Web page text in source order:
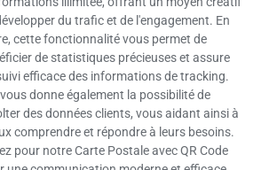
du trafic et de l'engagement. En
cette fonctionnalité vous permet de
de statistiques précieuses et assure
efficace des informations de tracking.
vous donne également la possibilité de
des données clients, vous aidant ainsi à
comprendre et répondre à leurs besoins.
pour notre Carte Postale avec QR Code